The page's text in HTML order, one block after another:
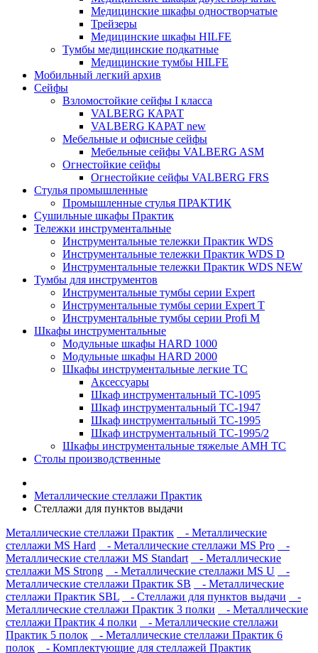
Медицинские шкафы одностворчатые
Трейзеры
Медицинские шкафы HILFE
Тумбы медицинские подкатные
Медицинские тумбы HILFE
Мобильный легкий архив
Сейфы
Взломостойкие сейфы I класса
VALBERG КАРАТ
VALBERG КАРАТ new
Мебельные и офисные сейфы
Мебельные сейфы VALBERG ASM
Огнестойкие сейфы
Огнестойкие сейфы VALBERG FRS
Стулья промышленные
Промышленные стулья ПРАКТИК
Сушильные шкафы Практик
Тележки инструментальные
Инструментальные тележки Практик WDS
Инструментальные тележки Практик WDS D
Инструментальные тележки Практик WDS NEW
Тумбы для инструментов
Инструментальные тумбы серии Expert
Инструментальные тумбы серии Expert T
Инструментальные тумбы серии Profi M
Шкафы инструментальные
Модульные шкафы HARD 1000
Модульные шкафы HARD 2000
Шкафы инструментальные легкие ТС
Аксессуары
Шкаф инструментальный TC-1095
Шкаф инструментальный TC-1947
Шкаф инструментальный TC-1995
Шкаф инструментальный TC-1995/2
Шкафы инструментальные тяжелые AMH TC
Столы производственные
Металлические стеллажи Практик
Стеллажи для пунктов выдачи
Металлические стеллажи Практик
- Металлические
стеллажи MS Hard
- Металлические стеллажи MS Pro
-
Металлические стеллажи MS Standart
- Металлические
стеллажи MS Strong
- Металлические стеллажи MS U
-
Металлические стеллажи Практик SB
- Металлические
стеллажи Практик SBL
- Стеллажи для пунктов выдачи
-
Металлические стеллажи Практик 3 полки
- Металлические
стеллажи Практик 4 полки
- Металлические стеллажи
Практик 5 полок
- Металлические стеллажи Практик 6
полок
- Комплектующие для стеллажей Практик